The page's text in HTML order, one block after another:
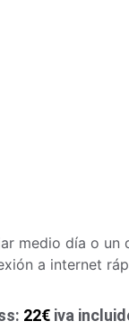
medio día o un
a internet
22€ iva